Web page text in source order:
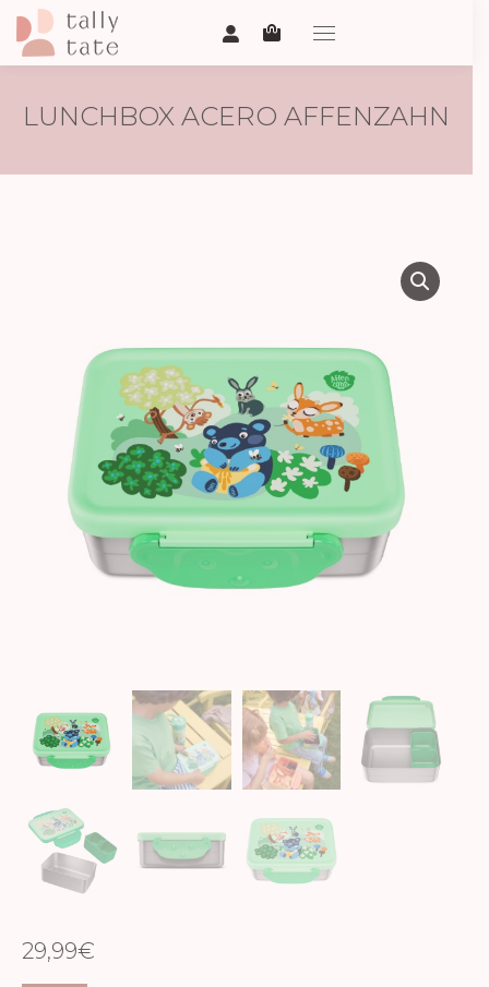
LUNCHBOX ACERO AFFENZAHN
29,99€